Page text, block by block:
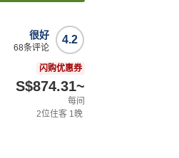
4.2
很好
68条评论
闪购优惠券
S$874.31~
每间
2位住客 1晚